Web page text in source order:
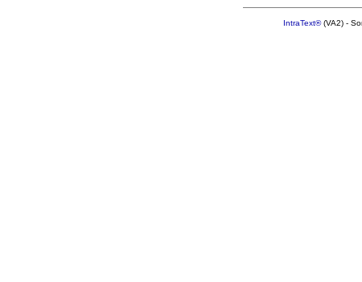
IntraText®(VA2) -